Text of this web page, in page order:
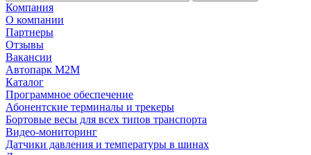
Компания
О компании
Партнеры
Отзывы
Вакансии
Автопарк М2М
Каталог
Программное обеспечение
Абонентские терминалы и трекеры
Бортовые весы для всех типов транспорта
Видео-мониторинг
Датчики давления и температуры в шинах